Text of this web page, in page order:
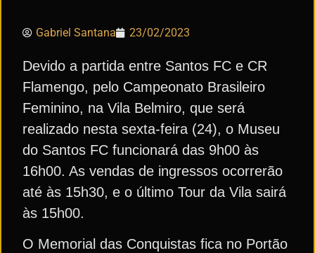
Gabriel Santana 23/02/2023
Devido a partida entre Santos FC e CR
Flamengo, pelo Campeonato Brasileiro
Feminino, na Vila Belmiro, que será
realizado nesta sexta-feira (24), o Museu
do Santos FC funcionará das 9h00 às
16h00. As vendas de ingressos ocorrerão
até às 15h30, e o último Tour da Vila sairá
às 15h00.
O Memorial das Conquistas fica no Portão